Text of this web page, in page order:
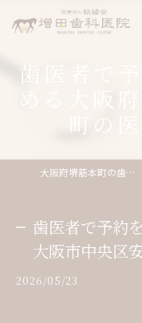
歯医者で
める大阪
町の
大阪府堺筋本町の歯医者なら医療法人桃縁会増田歯科医院
歯医者で予約
大阪市中央区
2026/05/23